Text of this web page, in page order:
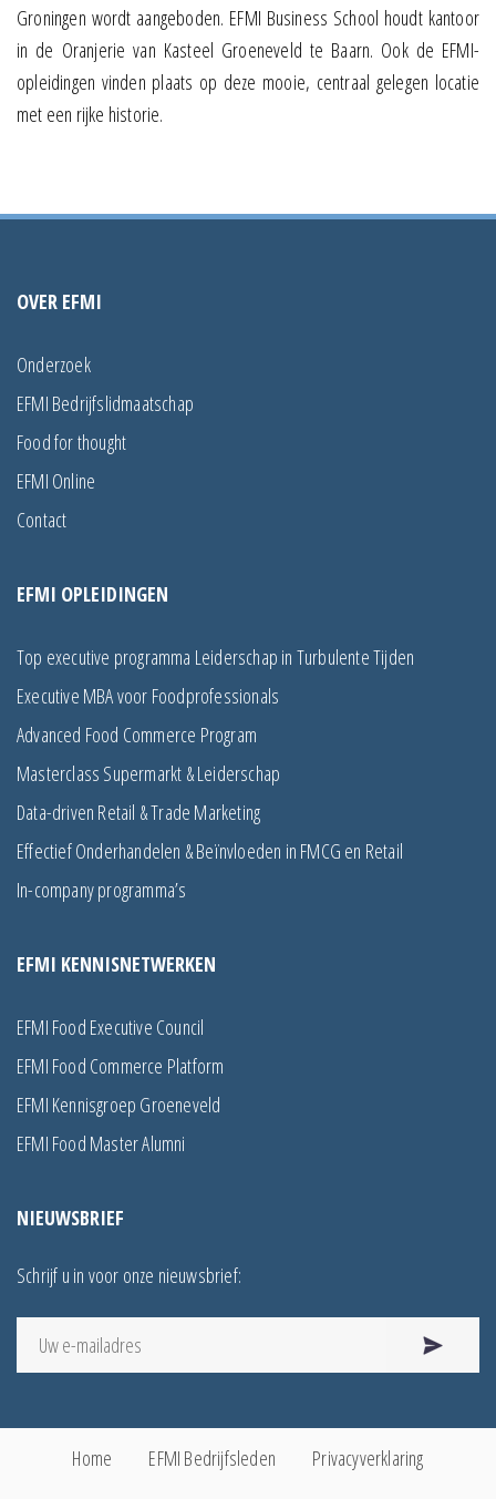
Groningen wordt aangeboden. EFMI Business School houdt kantoor
in de Oranjerie van Kasteel Groeneveld te Baarn. Ook de EFMI-
opleidingen vinden plaats op deze mooie, centraal gelegen locatie
met een rijke historie.
OVER EFMI
Onderzoek
EFMI Bedrijfslidmaatschap
Food for thought
EFMI Online
Contact
EFMI OPLEIDINGEN
Top executive programma Leiderschap in Turbulente Tijden
Executive MBA voor Foodprofessionals
Advanced Food Commerce Program
Masterclass Supermarkt & Leiderschap
Data-driven Retail & Trade Marketing
Effectief Onderhandelen & Beïnvloeden in FMCG en Retail
In-company programma’s
EFMI KENNISNETWERKEN
EFMI Food Executive Council
EFMI Food Commerce Platform
EFMI Kennisgroep Groeneveld
EFMI Food Master Alumni
NIEUWSBRIEF
Schrijf u in voor onze nieuwsbrief:
Home EFMI Bedrijfsleden Privacyverklaring